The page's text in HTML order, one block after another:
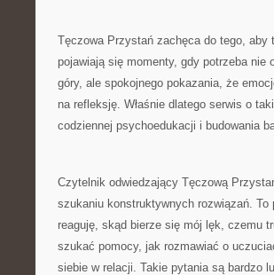
Tęczowa Przystań zachęca do tego,
pojawiają się momenty, gdy potrzeba nie
góry, ale spokojnego pokazania, że
na refleksję. Właśnie dlatego serwis o
codziennej psychoedukacji i budowania
Czytelnik odwiedzający Tęczową
szukaniu konstruktywnych rozwiązań.
reaguję, skąd bierze się mój lęk, czemu
szukać pomocy, jak rozmawiać o
siebie w relacji. Takie pytania są bardzo